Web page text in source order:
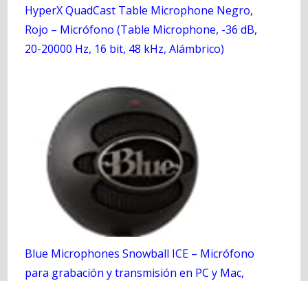
HyperX QuadCast Table Microphone Negro,
Rojo – Micrófono (Table Microphone, -36 dB,
20-20000 Hz, 16 bit, 48 kHz, Alámbrico)
Blue Microphones Snowball ICE – Micrófono
para grabación y transmisión en PC y Mac,